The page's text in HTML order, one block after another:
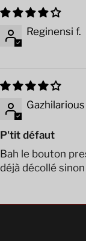
Reginensi f.
Gazhilarious
P'tit défaut
Bah le bouton
déjà décollé